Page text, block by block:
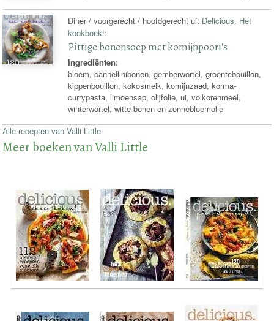
Diner / voorgerecht / hoofdgerecht uit Delicious. Het
kookboek!:
Pittige bonensoep met komijnpoori's
Ingrediënten:
bloem, cannellinibonen, gemberwortel, groentebouillon,
kippenbouillon, kokosmelk, komijnzaad, korma-
currypasta, limoensap, olijfolie, ui, volkorenmeel,
winterwortel, witte bonen en zonnebloemolie
Alle recepten van Valli Little
Meer boeken van Valli Little